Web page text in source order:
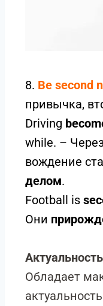
8. Be second
привычка,
Driving
while. –
вождение
делом.
Football is
Они
Обладает